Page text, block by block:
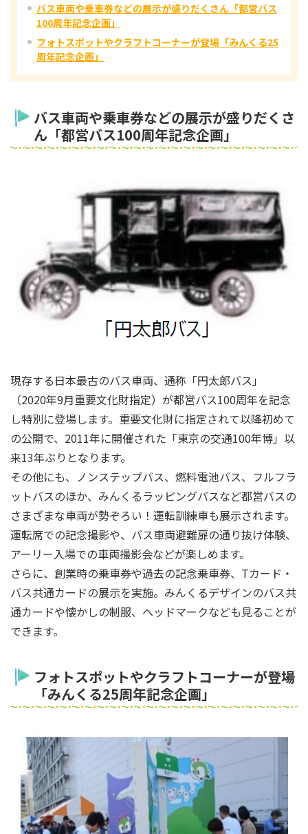
バス車両や乗車券などの展示が盛りだくさん「都営バス
100周年記念企画」
フォトスポットやクラフトコーナーが登場「みんくる25
周年記念企画」
バス車両や乗車券などの展示が盛りだくさ
ん「都営バス100周年記念企画」
現存する日本最古のバス車両、通称「円太郎バス」
（2020年9月重要文化財指定）が都営バス100周年を記念
し特別に登場します。重要文化財に指定されて以降初めて
の公開で、2011年に開催された「東京の交通100年博」以
来13年ぶりとなります。
その他にも、ノンステップバス、燃料電池バス、フルフラ
ットバスのほか、みんくるラッピングバスなど都営バスの
さまざまな車両が勢ぞろい！運転訓練車も展示されます。
運転席での記念撮影や、バス車両避難扉の通り抜け体験、
アーリー入場での車両撮影会などが楽しめます。
さらに、創業時の乗車券や過去の記念乗車券、Tカード・
バス共通カードの展示を実施。みんくるデザインのバス共
通カードや懐かしの制服、ヘッドマークなども見ることが
できます。
フォトスポットやクラフトコーナーが登場
「みんくる25周年記念企画」